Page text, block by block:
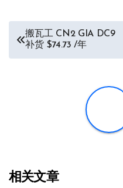
搬瓦工 CN2 GIA DC9
补货 $74.73 /年
相关文章